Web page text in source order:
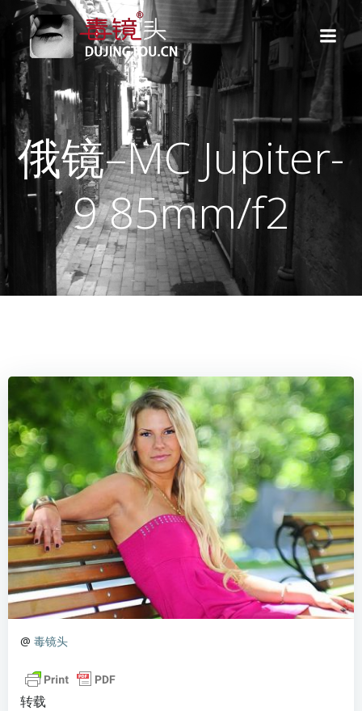
转
到
内
容
俄镜–MC Jupiter-
9 85mm/f2
@ 毒镜头
转载